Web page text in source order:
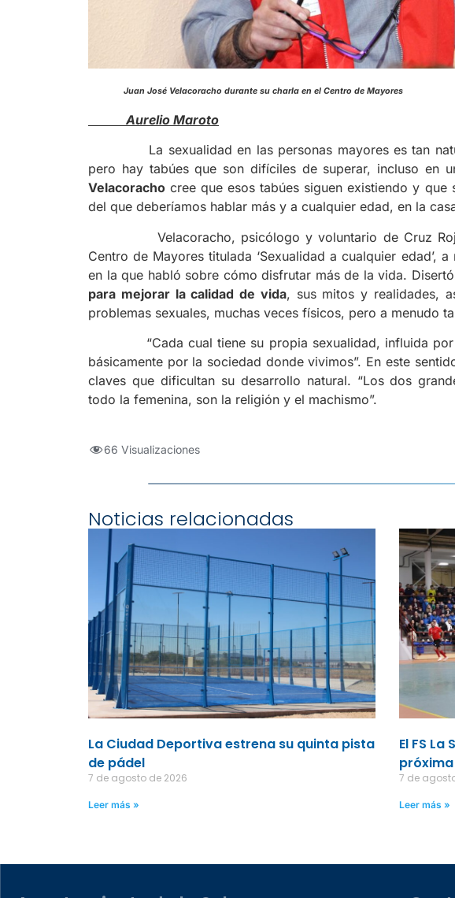
Juan José Velacoracho durante su charla en el
Aurelio Maroto
La sexualidad en las personas mayores es tan
pero hay tabúes que son difíciles de superar, incluso en
Velacoracho cree que esos tabúes siguen existiendo y que
del que deberíamos hablar más y a cualquier edad, en la
Velacoracho, psicólogo y voluntario de Cruz Roja-
Centro de Mayores titulada ‘Sexualidad a cualquier edad’,
en la que habló sobre cómo disfrutar más de la vida.
para mejorar la calidad de vida, sus mitos y realidades,
problemas sexuales, muchas veces físicos, pero a menudo
“Cada cual tiene su propia sexualidad, influida por
básicamente por la sociedad donde vivimos”. En este
claves que dificultan su desarrollo natural. “Los dos
todo la femenina, son la religión y el machismo”.
66 Visualizaciones
Noticias relacionadas
La Ciudad Deportiva estrena su quinta pista
de pádel
7 de agosto de 2026
Leer más »
El FS
7 de
Leer más »